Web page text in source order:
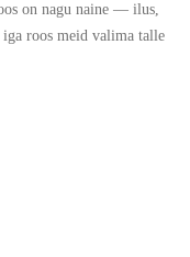
on nagu naine — ilus,
iga roos meid valima talle